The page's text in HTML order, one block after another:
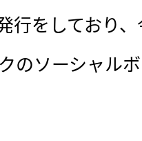
行をしており
のソーシャル